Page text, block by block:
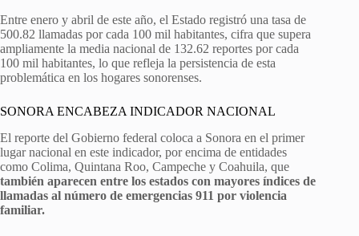
Entre enero y abril de este año, el Estado registró una tasa de
500.82 llamadas por cada 100 mil habitantes, cifra que supera
ampliamente la media nacional de 132.62 reportes por cada
100 mil habitantes, lo que refleja la persistencia de esta
problemática en los hogares sonorenses.
SONORA ENCABEZA INDICADOR NACIONAL
El reporte del Gobierno federal coloca a Sonora en el primer
lugar nacional en este indicador, por encima de entidades
como Colima, Quintana Roo, Campeche y Coahuila, que
también aparecen entre los estados con mayores índices de
llamadas al número de emergencias 911 por violencia
familiar.